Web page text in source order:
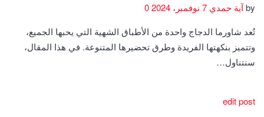
byآية حمدي
تُعد شاورما الدجاج واحدة من الأطباق الشهية التي يحبها الجميع،
وتتميز بنكهتها الفريدة وطرق تحضيرها المتنوعة. في هذا المقال،
سنتناول…
edit post